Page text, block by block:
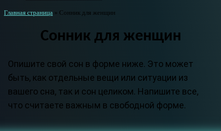
Главная страница » Сонник для женщин
Сонник для женщин
Опишите свой сон в форме ниже. Это может
быть, как отдельные вещи или ситуации из
вашего сна, так и сон целиком. Напишите все,
что считаете важным в свободной форме.